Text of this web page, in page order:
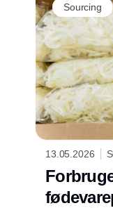
Sourcing
13.05.2026